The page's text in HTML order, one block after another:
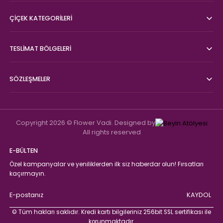
11 Dal Pembe Şakayık ve Astilbe Tasarımı
Siyah Kırmızı Lüks Ambalajlı 41 Dal Kırmızı Gül Buketi
22.499,00 TL
Siyah Beyaz Ambalajlı Kırmızı Gül ve Beyaz Lilyum Buketi Tasarımı
13.999,00 TL
ÇİÇEK KATEGORİLERİ
TESLİMAT BÖLGELERİ
SÖZLEŞMELER
Copyright 2026 © Flower Vadi. Designed by
All rights reserved
E-BÜLTEN
Özel kampanyalar ve yeniliklerden ilk siz haberdar olun! Fırsatları
kaçırmayın.
KAYDOL
© Tüm hakları saklıdır. Kredi kartı bilgileriniz 256bit SSL sertifikası ile